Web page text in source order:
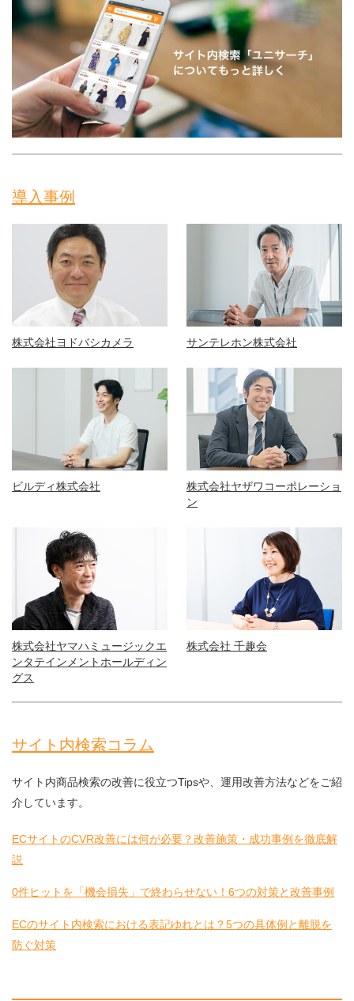
導入事例
株式会社ヨドバシカメラ サンテレホン株式会社
ビルディ株式会社
株式会社ヤザワコーポレーショ
ン
株式会社ヤマハミュージックエ
ンタテインメントホールディン
グス
株式会社 千趣会
サイト内検索コラム
サイト内商品検索の改善に役立つTipsや、運用改善方法などをご紹
介しています。
ECサイトのCVR改善には何が必要？改善施策・成功事例を徹底解
説
0件ヒットを「機会損失」で終わらせない！6つの対策と改善事例
ECのサイト内検索における表記ゆれとは？5つの具体例と離脱を
防ぐ対策